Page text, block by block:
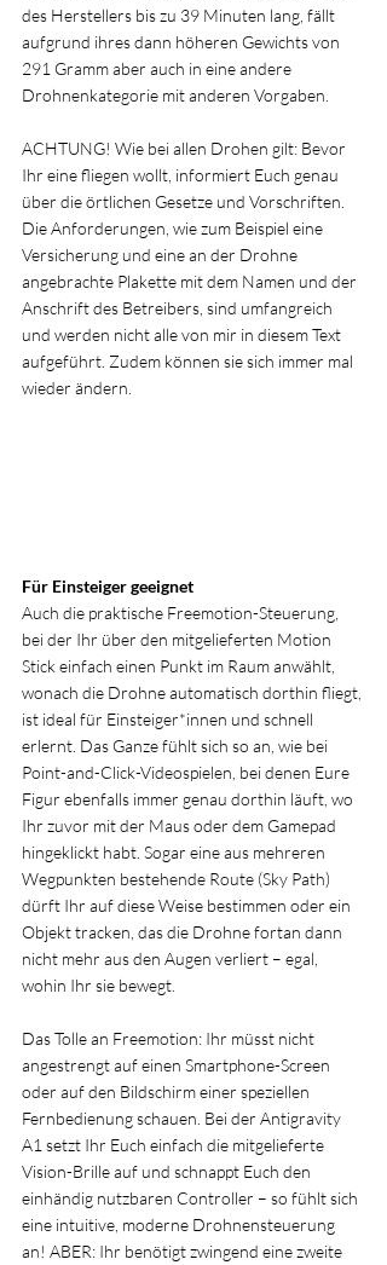
des Herstellers bis zu 39 Minuten lang, fällt
aufgrund ihres dann höheren Gewichts von
291 Gramm aber auch in eine andere
Drohnenkategorie mit anderen Vorgaben.
ACHTUNG! Wie bei allen Drohen gilt: Bevor
Ihr eine fliegen wollt, informiert Euch genau
über die örtlichen Gesetze und Vorschriften.
Die Anforderungen, wie zum Beispiel eine
Versicherung und eine an der Drohne
angebrachte Plakette mit dem Namen und der
Anschrift des Betreibers, sind umfangreich
und werden nicht alle von mir in diesem Text
aufgeführt. Zudem können sie sich immer mal
wieder ändern.
Für Einsteiger geeignet
Auch die praktische Freemotion-Steuerung,
bei der Ihr über den mitgelieferten Motion
Stick einfach einen Punkt im Raum anwählt,
wonach die Drohne automatisch dorthin fliegt,
ist ideal für Einsteiger*innen und schnell
erlernt. Das Ganze fühlt sich so an, wie bei
Point-and-Click-Videospielen, bei denen Eure
Figur ebenfalls immer genau dorthin läuft, wo
Ihr zuvor mit der Maus oder dem Gamepad
hingeklickt habt. Sogar eine aus mehreren
Wegpunkten bestehende Route (Sky Path)
dürft Ihr auf diese Weise bestimmen oder ein
Objekt tracken, das die Drohne fortan dann
nicht mehr aus den Augen verliert – egal,
wohin Ihr sie bewegt.
Das Tolle an Freemotion: Ihr müsst nicht
angestrengt auf einen Smartphone-Screen
oder auf den Bildschirm einer speziellen
Fernbedienung schauen. Bei der Antigravity
A1 setzt Ihr Euch einfach die mitgelieferte
Vision-Brille auf und schnappt Euch den
einhändig nutzbaren Controller – so fühlt sich
eine intuitive, moderne Drohnensteuerung
an! ABER: Ihr benötigt zwingend eine zweite